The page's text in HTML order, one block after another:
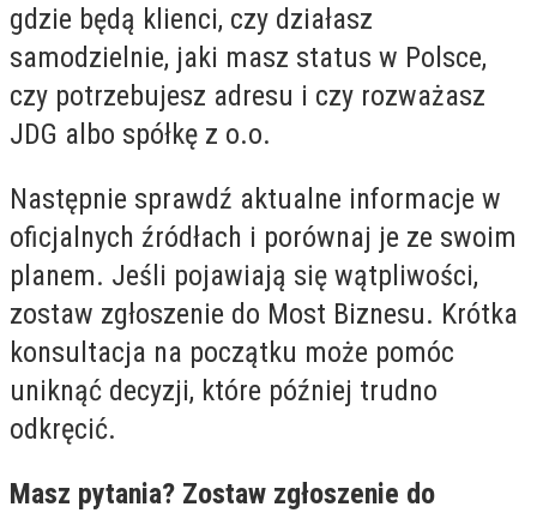
gdzie będą klienci, czy działasz
samodzielnie, jaki masz status w Polsce,
czy potrzebujesz adresu i czy rozważasz
JDG albo spółkę z o.o.
Następnie sprawdź aktualne informacje w
oficjalnych źródłach i porównaj je ze swoim
planem. Jeśli pojawiają się wątpliwości,
zostaw zgłoszenie do Most Biznesu. Krótka
konsultacja na początku może pomóc
uniknąć decyzji, które później trudno
odkręcić.
Masz pytania? Zostaw zgłoszenie do